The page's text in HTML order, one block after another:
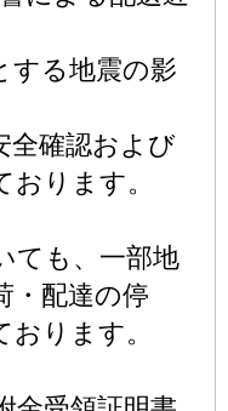
する地震の影
全確認および
ります。
ても、一部地
・配達の停
ります。